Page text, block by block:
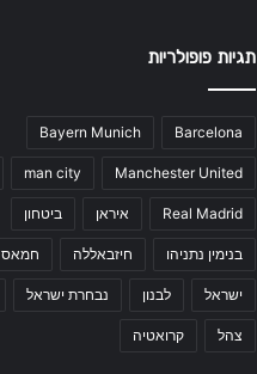
תגיות פופולריות
Barcelona
Bayern Munich
Manchester United
man city
Real Madrid איראן ביטחון
בנימין נתניהו חיזבאללה חמאס
ישראל לבנון נבחרת ישראל
צהל קרואטיה